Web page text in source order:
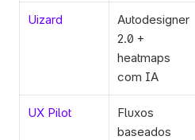
Uizard
Autodesigner
2.0 +
heatmaps
com IA
UX Pilot
Fluxos
baseados